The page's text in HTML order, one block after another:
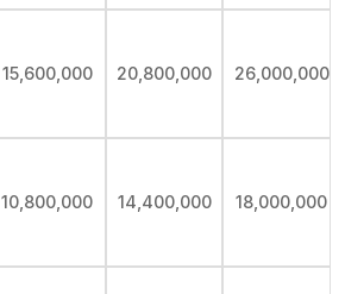
15,600,000 20,800,000 26,000,000
10,800,000 14,400,000 18,000,000